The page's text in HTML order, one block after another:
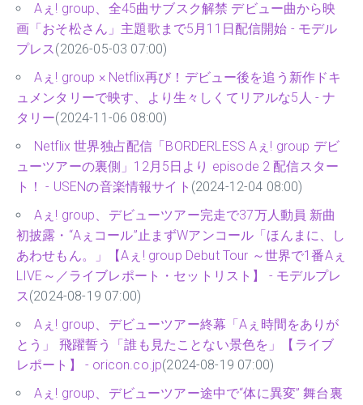
Aぇ! group、全45曲サブスク解禁 デビュー曲から映
画「おそ松さん」主題歌まで5月11日配信開始 - モデル
プレス(2026-05-03 07:00)
Aぇ! group × Netflix再び！デビュー後を追う新作ドキ
ュメンタリーで映す、より生々しくてリアルな5人 - ナ
タリー(2024-11-06 08:00)
Netflix 世界独占配信「BORDERLESS Aぇ! group デビ
ューツアーの裏側」12⽉5⽇より episode 2 配信スター
ト！ - USENの音楽情報サイト (2024-12-04 08:00)
Aぇ! group、デビューツアー完走で37万人動員 新曲
初披露・“Aぇコール”止まずWアンコール「ほんまに、し
あわせもん。」【Aぇ! group Debut Tour ～世界で1番Aぇ
LIVE～／ライブレポート・セットリスト】 - モデルプレ
ス(2024-08-19 07:00)
Aぇ! group、デビューツアー終幕「Aぇ時間をありが
とう」 飛躍誓う「誰も見たことない景色を」【ライブ
レポート】 - oricon.co.jp(2024-08-19 07:00)
Aぇ! group、デビューツアー途中で“体に異変” 舞台裏